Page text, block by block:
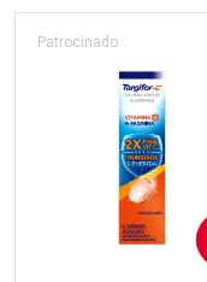
Patrocinado
COMPRAR